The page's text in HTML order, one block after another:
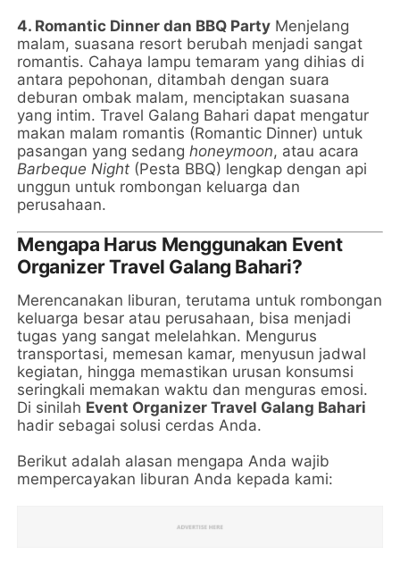
4. Romantic Dinner dan BBQ Party Menjelang
malam, suasana resort berubah menjadi sangat
romantis. Cahaya lampu temaram yang dihias di
antara pepohonan, ditambah dengan suara
deburan ombak malam, menciptakan suasana
yang intim. Travel Galang Bahari dapat mengatur
makan malam romantis (Romantic Dinner) untuk
pasangan yang sedanghoneymoon, atau acara
Barbeque Night (Pesta BBQ) lengkap dengan api
unggun untuk rombongan keluarga dan
perusahaan.
Mengapa Harus Menggunakan Event
Organizer Travel Galang Bahari?
Merencanakan liburan, terutama untuk rombongan
keluarga besar atau perusahaan, bisa menjadi
tugas yang sangat melelahkan. Mengurus
transportasi, memesan kamar, menyusun jadwal
kegiatan, hingga memastikan urusan konsumsi
seringkali memakan waktu dan menguras emosi.
Di sinilah Event Organizer Travel Galang Bahari
hadir sebagai solusi cerdas Anda.
Berikut adalah alasan mengapa Anda wajib
mempercayakan liburan Anda kepada kami: